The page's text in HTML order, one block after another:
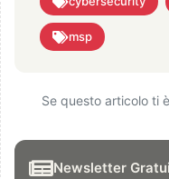
msp
Se questo articolo ti
Newsletter